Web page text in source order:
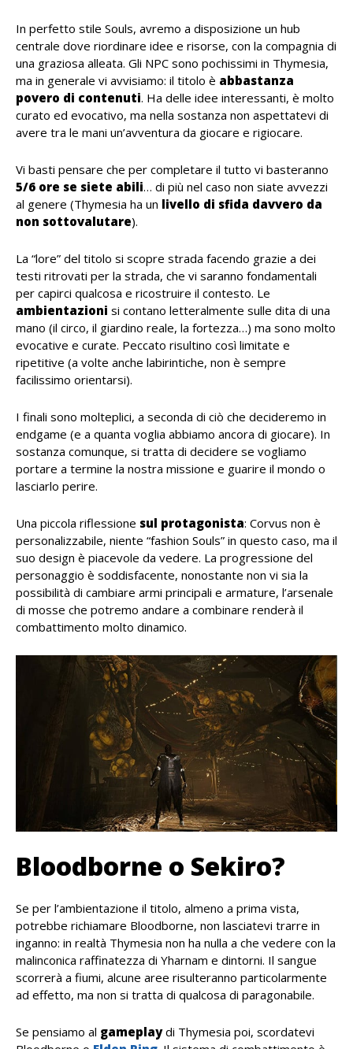
In perfetto stile Souls, avremo a disposizione un hub
centrale dove riordinare idee e risorse, con la compagnia di
una graziosa alleata. Gli NPC sono pochissimi in Thymesia,
ma in generale vi avvisiamo: il titolo è abbastanza
povero di contenuti. Ha delle idee interessanti, è molto
curato ed evocativo, ma nella sostanza non aspettatevi di
avere tra le mani un’avventura da giocare e rigiocare.
Vi basti pensare che per completare il tutto vi basteranno
5/6 ore se siete abili… di più nel caso non siate avvezzi
al genere (Thymesia ha un livello di sfida davvero da
non sottovalutare).
La “lore” del titolo si scopre strada facendo grazie a dei
testi ritrovati per la strada, che vi saranno fondamentali
per capirci qualcosa e ricostruire il contesto. Le
ambientazioni si contano letteralmente sulle dita di una
mano (il circo, il giardino reale, la fortezza…) ma sono molto
evocative e curate. Peccato risultino così limitate e
ripetitive (a volte anche labirintiche, non è sempre
facilissimo orientarsi).
I finali sono molteplici, a seconda di ciò che decideremo in
endgame (e a quanta voglia abbiamo ancora di giocare). In
sostanza comunque, si tratta di decidere se vogliamo
portare a termine la nostra missione e guarire il mondo o
lasciarlo perire.
Una piccola riflessione sul protagonista: Corvus non è
personalizzabile, niente “fashion Souls” in questo caso, ma il
suo design è piacevole da vedere. La progressione del
personaggio è soddisfacente, nonostante non vi sia la
possibilità di cambiare armi principali e armature, l’arsenale
di mosse che potremo andare a combinare renderà il
combattimento molto dinamico.
Bloodborne o Sekiro?
Se per l’ambientazione il titolo, almeno a prima vista,
potrebbe richiamare Bloodborne, non lasciatevi trarre in
inganno: in realtà Thymesia non ha nulla a che vedere con la
malinconica raffinatezza di Yharnam e dintorni. Il sangue
scorrerà a fiumi, alcune aree risulteranno particolarmente
ad effetto, ma non si tratta di qualcosa di paragonabile.
Se pensiamo al gameplaydi Thymesia poi, scordatevi